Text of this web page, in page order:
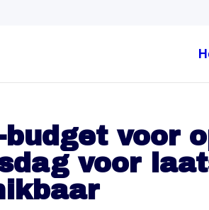
budget voor
voor